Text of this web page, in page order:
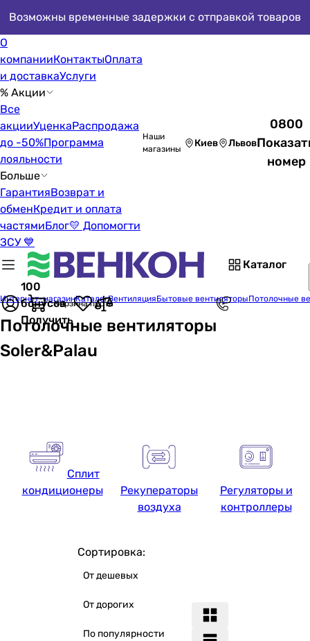
Возможны временные задержки с отправкой товаров
О
компанииКонтактыОплата
и доставкаУслуги
% Акции
Все
акцииУценкаРаспродажа
до -50%Программа
лояльности
Больше
ГарантияВозврат и
обменКредит и оплата
частямиБлог💛 Допомогти
ЗСУ 💙
Наши
магазины
Киев Львов
0800
номер
Каталог
100
бонусов
Получить
Корзина пуста
Интернет-магазинКаталогВентиляцияБытовые вентиляторыПотолочные
Потолочные вентиляторы
Soler&Palau
Сплит
кондиционеры
Рекуператоры
воздуха
Регуляторы и
контроллеры
Сортировка:
От дешевых
От дорогих
По популярности